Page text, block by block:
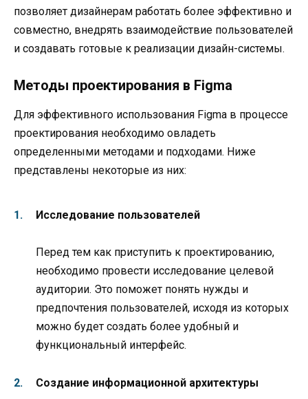
позволяет дизайнерам работать более эффективно и
совместно, внедрять взаимодействие пользователей
и создавать готовые к реализации дизайн-системы.
Методы проектирования в Figma
Для эффективного использования Figma в процессе
проектирования необходимо овладеть
определенными методами и подходами. Ниже
представлены некоторые из них:
Исследование пользователей
Перед тем как приступить к проектированию,
необходимо провести исследование целевой
аудитории. Это поможет понять нужды и
предпочтения пользователей, исходя из которых
можно будет создать более удобный и
функциональный интерфейс.
Создание информационной архитектуры